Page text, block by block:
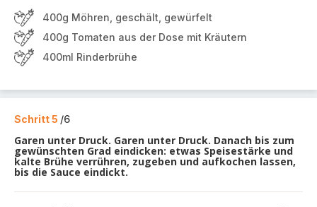
400g Möhren, geschält, gewürfelt
400g Tomaten aus der Dose mit Kräutern
400ml Rinderbrühe
Schritt 5 /6
Garen unter Druck. Garen unter Druck. Danach bis zum
gewünschten Grad eindicken: etwas Speisestärke und
kalte Brühe verrühren, zugeben und aufkochen lassen,
bis die Sauce eindickt.